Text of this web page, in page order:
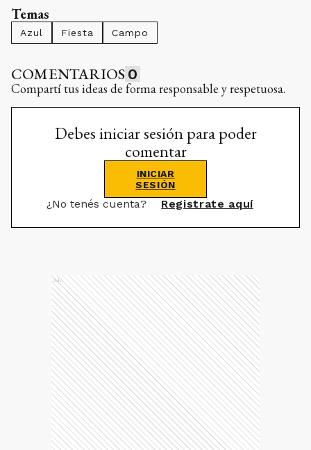
Temas
Azul Fiesta Campo
COMENTARIOS 0
Compartí tus ideas de forma responsable y respetuosa.
Debes iniciar sesión para poder
comentar
INICIAR
SESIÓN
¿No tenés cuenta? Registrate aquí
Ads